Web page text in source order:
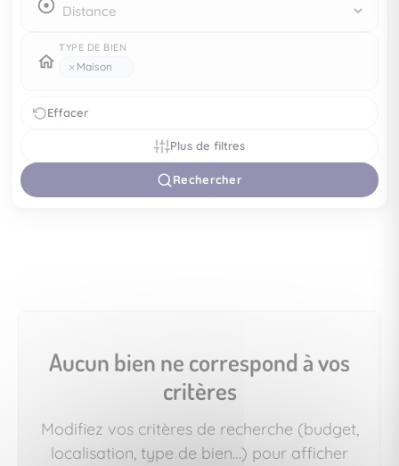
TYPE DE BIEN
× Maison
Effacer
Plus de filtres
Rechercher
Aucun bien ne correspond à vos
critères
Modifiez vos critères de recherche (budget,
localisation, type de bien…) pour afficher